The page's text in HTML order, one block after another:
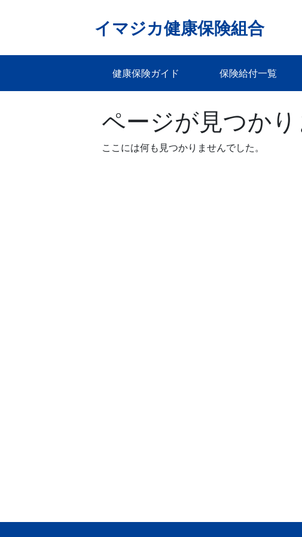
イマジカ健康保険組合
健康保険ガイド 保険給付一覧
ページが見つかり
ここには何も見つかりませんでした。